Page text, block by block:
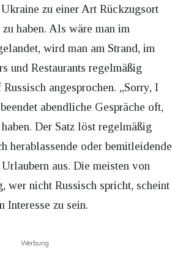
zu einer Art Rückzugsort
haben. Als wäre man im
wird man am Strand, im
und Restaurants regelmäßig
angesprochen. „Sorry, I
abendliche Gespräche oft,
Der Satz löst regelmäßig
herablassende oder bemitleidende
aus. Die meisten von
wer nicht Russisch spricht, scheint
Interesse zu sein.
Werbung